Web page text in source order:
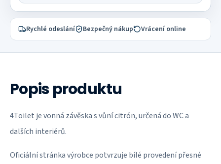
Rychlé odeslání Bezpečný nákup Vrácení online
Popis produktu
4Toilet je vonná závěska s vůní citrón, určená do WC a
dalších interiérů.
Oficiální stránka výrobce potvrzuje bílé provedení přesné